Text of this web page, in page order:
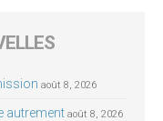
août 8, 2026
autrement août 8, 2026